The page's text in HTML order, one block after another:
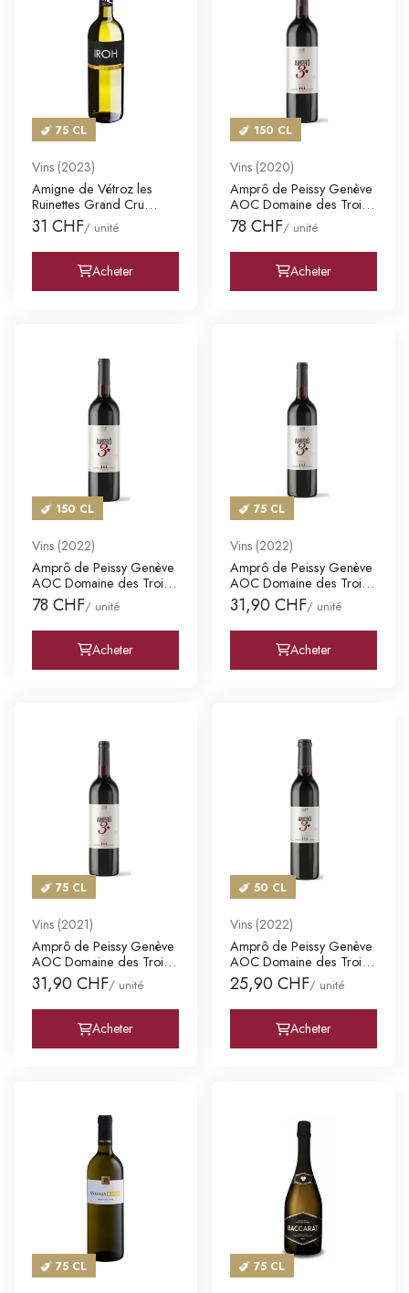
75 CL
Vins (2023)
Amigne de Vétroz les
Ruinettes Grand Cru
Valais A
31 CHF/ unité
Acheter
150 CL
Vins (2020)
Amprô de Peissy Genève
AOC Domaine des Trois
Etoi
78 CHF/ unité
Acheter
150 CL
Vins (2022)
Amprô de Peissy Genève
AOC Domaine des Trois
Etoi
78 CHF/ unité
Acheter
75 CL
Vins (2022)
Amprô de Peissy Genève
AOC Domaine des Trois
Etoi
31,90 CHF/ unité
Acheter
75 CL
Vins (2021)
Amprô de Peissy Genève
AOC Domaine des Trois
Etoi
31,90 CHF/ unité
Acheter
50 CL
Vins (2022)
Amprô de Peissy Genève
AOC Domaine des Trois
Etoi
25,90 CHF/ unité
Acheter
75 CL 75 CL